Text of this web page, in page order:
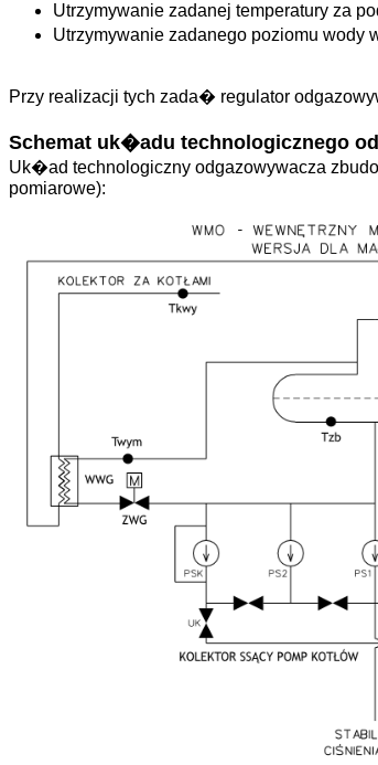
Utrzymywanie zadanej temperatury za
Utrzymywanie zadanego poziomu wody
Przy realizacji tych zada� regulator
Schemat uk�adu technologicznego
Uk�ad technologiczny odgazowywacza
pomiarowe):